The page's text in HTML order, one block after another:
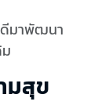
ดีมาพัฒนา
มสุข